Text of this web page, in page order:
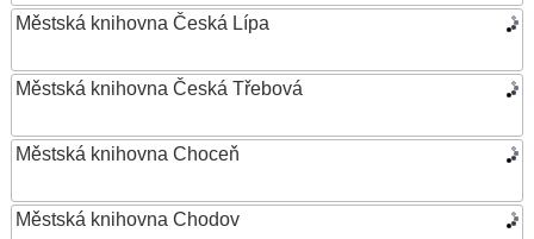
Městská knihovna Česká Lípa
Městská knihovna Česká Třebová
Městská knihovna Choceň
Městská knihovna Chodov